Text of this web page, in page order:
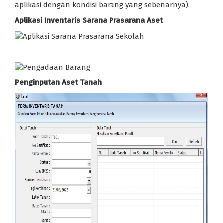
aplikasi dengan kondisi barang yang sebenarnya).
Aplikasi Inventaris Sarana Prasarana Aset
Penginputan Aset Tanah